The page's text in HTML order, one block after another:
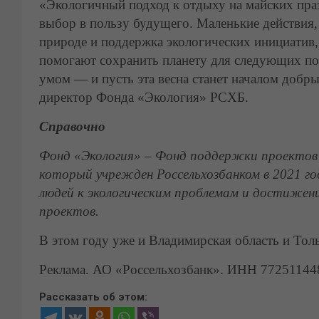
«Экологичный подход к отдыху на майских
выбор в пользу будущего. Маленькие
природе и поддержка экологических
помогают сохранить планету для следующих
умом — и пусть эта весна станет началом
директор Фонда «Экология» РСХБ.
Справочно
Фонд «Экология» – Фонд поддержки
который учрежден Россельхозбанком в 2021
людей к экологическим проблемам и
проектов.
В этом году уже и Владимирская область и
Реклама. АО «Россельхозбанк». ИНН
Рассказать об этом: